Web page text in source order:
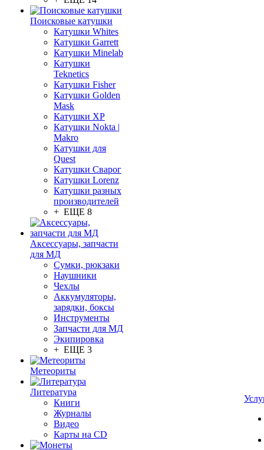
Поисковые катушки
Катушки Whites
Катушки Garrett
Катушки Minelab
Катушки
Teknetics
Катушки Fisher
Катушки Golden
Mask
Катушки XP
Катушки Nokta |
Makro
Катушки для
Quest
Катушки Сварог
Катушки Lorenz
Катушки разных
производителей
+ ЕЩЕ 8
Аксессуары, запчасти
для МД
Сумки, рюкзаки
Наушники
Чехлы
Аккумуляторы,
зарядки, боксы
Инструменты
Запчасти для МД
Экипировка
+ ЕЩЕ 3
Метеориты
Литература
Книги
Журналы
Видео
Карты на CD